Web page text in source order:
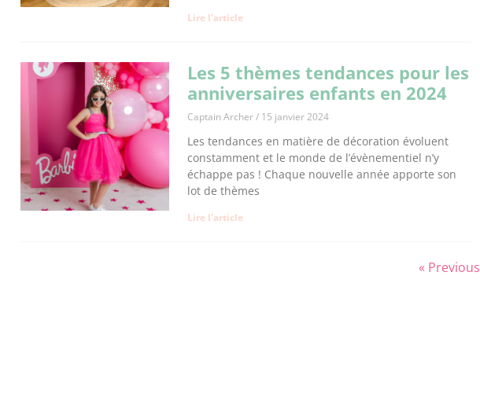
Lire l'article
Les 5 thèmes tendances pour les
anniversaires enfants en 2024
Captain Archer 15 janvier 2024
Les tendances en matière de décoration évoluent
constamment et le monde de l’évènementiel n’y
échappe pas ! Chaque nouvelle année apporte son
lot de thèmes
Lire l'article
« Previous